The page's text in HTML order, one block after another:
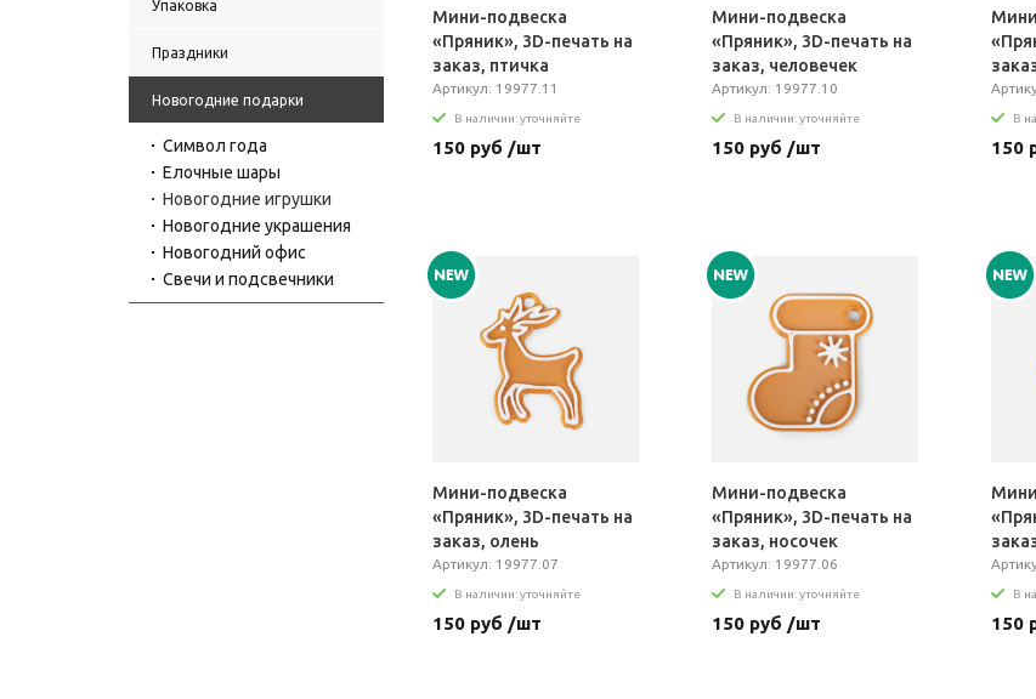
Упаковка
Праздники
Новогодние подарки
Символ года
Елочные шары
Новогодние игрушки
Новогодние украшения
Новогодний офис
Свечи и подсвечники
Мини-подвеска
«Пряник», 3D-печать на
заказ, птичка
Артикул: 19977.11
В наличии: уточняйте
150 руб /шт
Мини-подвеска
«Пряник», 3D-печать на
заказ, человечек
Артикул: 19977.10
В наличии: уточняйте
150 руб /шт
В
150
Мини-подвеска
«Пряник», 3D-печать на
заказ, олень
Артикул: 19977.07
В наличии: уточняйте
150 руб /шт
Мини-подвеска
«Пряник», 3D-печать на
заказ, носочек
Артикул: 19977.06
В наличии: уточняйте
150 руб /шт
В
150